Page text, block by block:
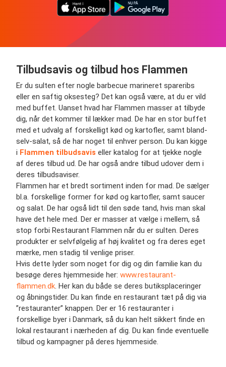
Tilbudsavis og tilbud hos Flammen
Er du sulten efter nogle barbecue marineret spareribs
eller en saftig oksesteg? Det kan også være, at du er vild
med buffet. Uanset hvad har Flammen masser at tilbyde
dig, når det kommer til lækker mad. De har en stor buffet
med et udvalg af forskelligt kød og kartofler, samt bland-
selv-salat, så de har noget til enhver person. Du kan kigge
i Flammen tilbudsavis eller katalog for at tjekke nogle
af deres tilbud ud. De har også andre tilbud udover dem i
deres tilbudsaviser.
Flammen har et bredt sortiment inden for mad. De sælger
bl.a. forskellige former for kød og kartofler, samt saucer
og salat. De har også lidt til den søde tand, hvis man skal
have det hele med. Der er masser at vælge i mellem, så
stop forbi Restaurant Flammen når du er sulten. Deres
produkter er selvfølgelig af høj kvalitet og fra deres eget
mærke, men stadig til venlige priser.
Hvis dette lyder som noget for dig og din familie kan du
besøge deres hjemmeside her: www.restaurant-
flammen.dk. Her kan du både se deres butiksplaceringer
og åbningstider. Du kan finde en restaurant tæt på dig via
”restauranter” knappen. Der er 16 restauranter i
forskellige byer i Danmark, så du kan helt sikkert finde en
lokal restaurant i nærheden af dig. Du kan finde eventuelle
tilbud og kampagner på deres hjemmeside.